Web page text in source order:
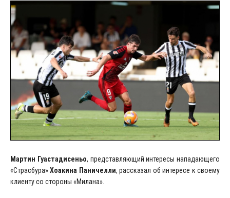
Мартин Гуастадисеньо, представляющий интересы нападающего
«Страсбура»Хоакина Паничелли, рассказал об интересе к своему
клиенту со стороны «Милана».